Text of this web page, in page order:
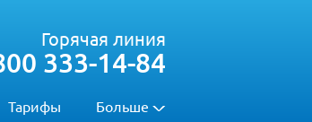
Тарифы Больше
Горячая линия
333-14-84